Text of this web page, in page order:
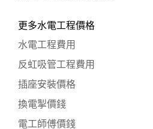
更多水電工程價格
水電工程費用
反虹吸管工程費用
插座安裝價格
換電掣價錢
電工師傅價錢